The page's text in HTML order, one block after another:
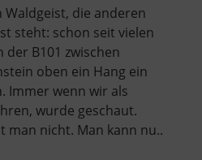
die anderen
steht: schon seit vielen
der B101 zwischen
oben ein Hang ein
Immer wenn wir als
wurde geschaut.
nicht. Man kann nu..